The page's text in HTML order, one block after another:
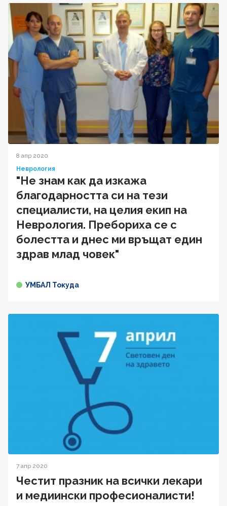
8 апр 2020
Неврология
"Не знам как да изкажа
благодарността си на тези
специалисти, на целия екип на
Неврология. Пребориха се с
болестта и днес ми връщат един
здрав млад човек"
УМБАЛ Токуда
7 апр 2020
Честит празник на всички лекари
и медиински професионалисти!